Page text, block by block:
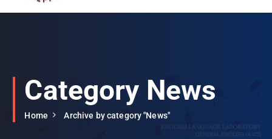
o
Category News
Home Archive by category "News"